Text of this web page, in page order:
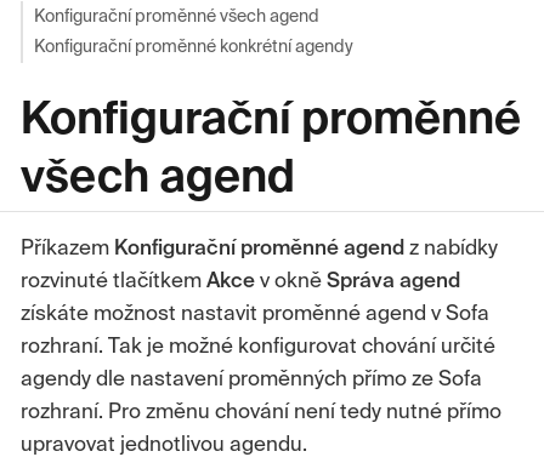
Konfigurační proměnné všech agend
Konfigurační proměnné konkrétní agendy
Konfigurační proměnné
všech agend
Příkazem Konfigurační proměnné agend z nabídky
rozvinuté tlačítkem Akce v okně Správa agend
získáte možnost nastavit proměnné agend v Sofa
rozhraní. Tak je možné konfigurovat chování určité
agendy dle nastavení proměnných přímo ze Sofa
rozhraní. Pro změnu chování není tedy nutné přímo
upravovat jednotlivou agendu.